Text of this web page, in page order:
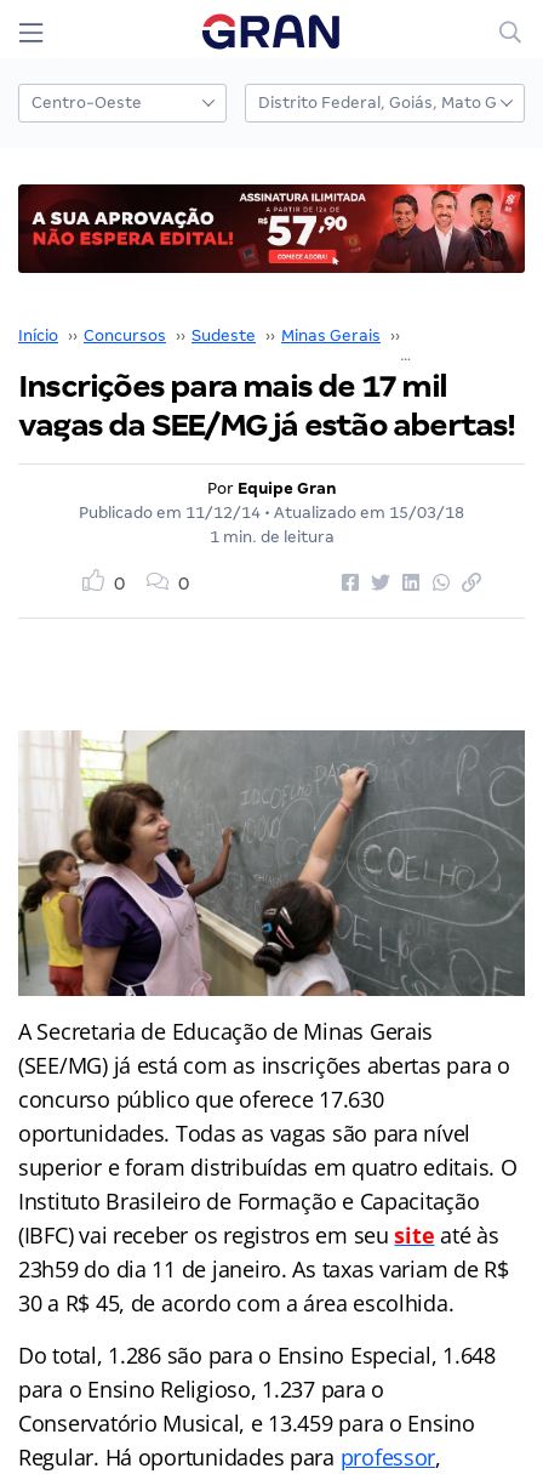
Início ›› Concursos ›› Sudeste ›› Minas Gerais ››
Inscrições para mais de 17 mil
vagas da SEE/MG já estão abertas!
Por Equipe Gran
Publicado em 11/12/14 • Atualizado em 15/03/18
1 min. de leitura
0 0
A Secretaria de Educação de Minas Gerais
(SEE/MG) já está com as inscrições abertas para o
concurso público que oferece 17.630
oportunidades. Todas as vagas são para nível
superior e foram distribuídas em quatro editais. O
Instituto Brasileiro de Formação e Capacitação
(IBFC) vai receber os registros em seusite até às
23h59 do dia 11 de janeiro. As taxas variam de R$
30 a R$ 45, de acordo com a área escolhida.
Do total, 1.286 são para o Ensino Especial, 1.648
para o Ensino Religioso, 1.237 para o
Conservatório Musical, e 13.459 para o Ensino
Regular. Há oportunidades para professor,